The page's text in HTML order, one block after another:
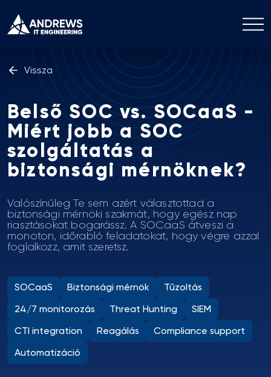
Vissza
Belső SOC vs. SOCaaS -
Miért jobb a SOC
szolgáltatás a
biztonsági mérnöknek?
Valószínűleg Te sem azért választottad a
biztonsági mérnöki szakmát, hogy egész nap
riasztásokat bogarássz. A SOCaaS átveszi a
monoton, időrabló feladatokat, hogy végre azzal
foglalkozz, amit szeretsz.
SOCaaS Biztonsági mérnök
Tűzoltás
24/7 monitorozás
Threat Hunting
SIEM
CTI integration
Reagálás
Compliance support
Automatizáció